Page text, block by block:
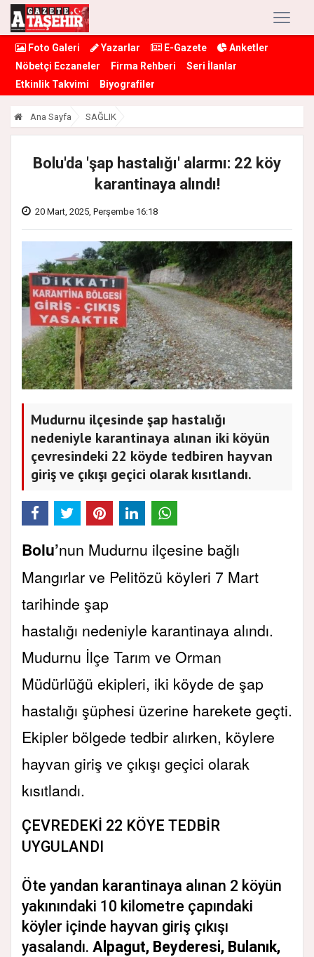
Foto Galeri Yazarlar E-Gazete
Anketler
Nöbetçi Eczaneler
Firma Rehberi
Seri İlanlar
Etkinlik Takvimi
Biyografiler
Ana Sayfa SAĞLIK
Bolu'da 'şap hastalığı' alarmı: 22 köy
karantinaya alındı!
20 Mart, 2025, Perşembe 16:18
Mudurnu ilçesinde şap hastalığı
nedeniyle karantinaya alınan iki köyün
çevresindeki 22 köyde tedbiren hayvan
giriş ve çıkışı geçici olarak kısıtlandı.
Bolu’nun Mudurnu ilçesine bağlı
Mangırlar ve Pelitözü köyleri 7 Mart
tarihinde şap
hastalığı nedeniyle karantinaya alındı.
Mudurnu İlçe Tarım ve Orman
Müdürlüğü ekipleri, iki köyde de şap
hastalığı şüphesi üzerine harekete geçti.
Ekipler bölgede tedbir alırken, köylere
hayvan giriş ve çıkışı geçici olarak
kısıtlandı.
ÇEVREDEKİ 22 KÖYE TEDBİR
UYGULANDI
Öte yandan karantinaya alınan 2 köyün
yakınındaki 10 kilometre çapındaki
köyler içinde hayvan giriş çıkışı
yasalandı. Alpagut, Beyderesi, Bulanık,